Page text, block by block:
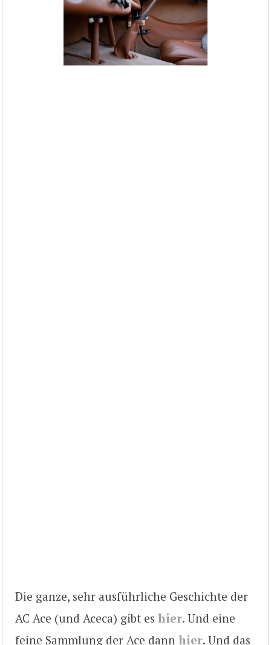
Die ganze, sehr ausführliche Geschichte der
AC Ace (und Aceca) gibt es hier. Und eine
feine Sammlung der Ace dann hier. Und das